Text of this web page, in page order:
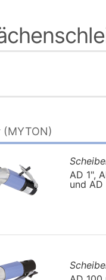
(MYTON)
AD 1",
und AD